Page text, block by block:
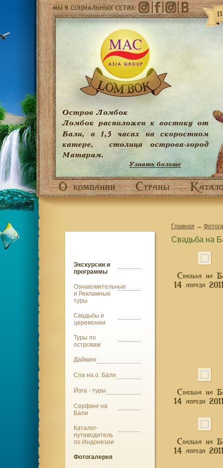
Экскурсии и
программы
Ознакомительные
и Рекламные
туры
Свадьбы и
церемонии
Туры по
островам
Дайвинг
Спа на о. Бали
Йога - туры
Серфинг на
Бали
Каталог-
путеводитель
по Индонезии
Фотогалерея
Главная →
Свадьба на